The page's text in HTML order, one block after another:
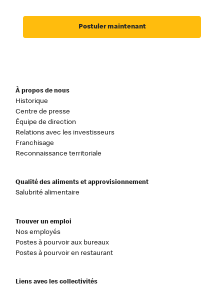
Postuler maintenant
À propos de nous
Historique
Centre de presse
Équipe de direction
Relations avec les investisseurs
Franchisage
Reconnaissance territoriale
Qualité des aliments et approvisionnement
Salubrité alimentaire
Trouver un emploi
Nos employés
Postes à pourvoir aux bureaux
Postes à pourvoir en restaurant
Liens avec les collectivités